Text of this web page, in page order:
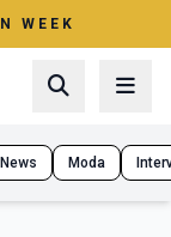
WEEK
Moda